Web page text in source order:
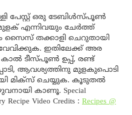
പേസ്റ്റ് ഒരു ടേബിൾസ്പൂൺ
എന്നിവയും ചേർത്ത്
സൈസ് തക്കാളി ചെറുതായി
ഇതിലേക്ക് അര
ടീസ്പൂൺ ഉപ്പ്, രണ്ട്
ആവശ്യത്തിനു മുളകുപൊടി
മിക്സ് ചെയ്യുക. കൂടുതൽ
കാണൂ. Special
Recipe Video Credits : Recipes @